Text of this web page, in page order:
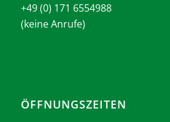
+49 (0) 171 6554988
(keine Anrufe)
ÖFFNUNGSZEITEN